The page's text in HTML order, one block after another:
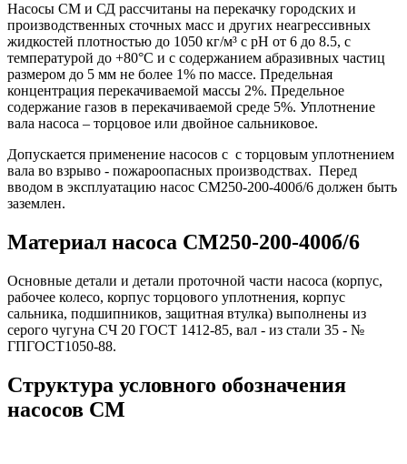
Насосы СМ и СД рассчитаны на перекачку городских и
производственных сточных масс и других неагрессивных
жидкостей плотностью до 1050 кг/м³ с pH от 6 до 8.5, с
температурой до +80°С и с содержанием абразивных частиц
размером до 5 мм не более 1% по массе. Предельная
концентрация перекачиваемой массы 2%. Предельное
содержание газов в перекачиваемой среде 5%. Уплотнение
вала насоса – торцовое или двойное сальниковое.
Допускается применение насосов с с торцовым уплотнением
вала во взрыво - пожароопасных производствах. Перед
вводом в эксплуатацию насос СМ250-200-400б/6 должен быть
заземлен.
Материал насоса СМ250-200-400б/6
Основные детали и детали проточной части насоса (корпус,
рабочее колесо, корпус торцового уплотнения, корпус
сальника, подшипников, защитная втулка) выполнены из
серого чугуна СЧ 20 ГОСТ 1412-85, вал - из стали 35 - №
ГПГОСТ1050-88.
Структура условного обозначения
насосов СМ